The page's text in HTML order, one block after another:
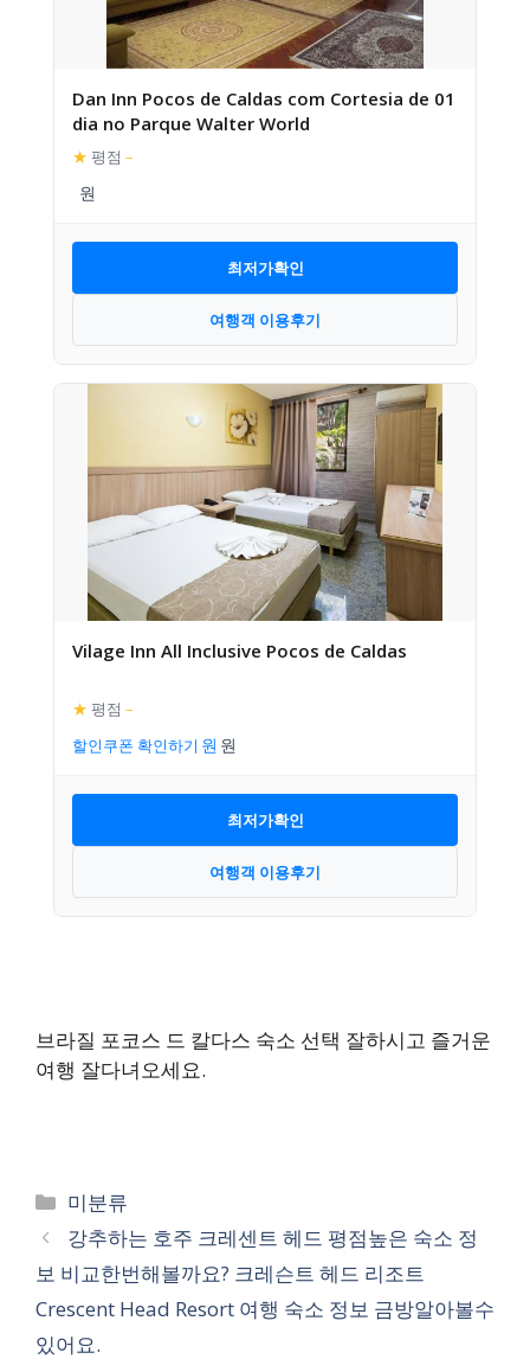
Dan Inn Pocos de Caldas com Cortesia de 01
dia no Parque Walter World
★ 평점 –
최저가확인
여행객 이용후기
Vilage Inn All Inclusive Pocos de Caldas
★ 평점 –
할인쿠폰 확인하기
최저가확인
여행객 이용후기
브라질 포코스 드 칼다스 숙소 선택 잘하시고 즐거운
여행 잘다녀오세요.
카
테
고
리
미분류
강추하는 호주 크레센트 헤드 평점높은 숙소 정
보 비교한번해볼까요? 크레슨트 헤드 리조트
Crescent Head Resort 여행 숙소 정보 금방알아볼수
있어요.